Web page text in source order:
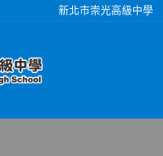
新北市崇光高級中學